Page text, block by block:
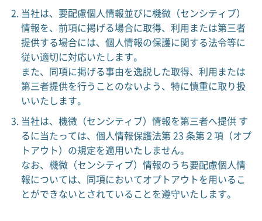
当社は、要配慮個人情報並びに機微（センシティブ）
情報を、前項に掲げる場合に取得、利用または第三者
提供する場合には、個人情報の保護に関する法令等に
従い適切に対応いたします。
また、同項に掲げる事由を逸脱した取得、利用または
第三者提供を行うことのないよう、特に慎重に取り扱
いいたします。
当社は、機微（センシティブ）情報を第三者へ提供 す
るに当たっては、個人情報保護法第 23 条第２項（オプ
トアウト）の規定を適用いたしません。
なお、機微（センシティブ）情報のうち要配慮個人情
報については、同項においてオプトアウトを用いるこ
とができないとされていることを遵守いたします。